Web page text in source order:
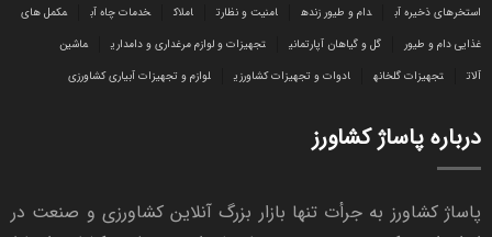
استخرهای ذخیره آب
دام و طیور زنده امنیت و نظارت املاک خدمات چاه آب
مکمل های
غذایی دام و طیور
گل و گیاهان آپارتمانی تجهیزات و لوازم مرغداری و دامداری
ماشین
آلات
تجهیزات گلخانه ادوات و تجهیزات کشاورزی لوازم و تجهیزات آبیاری کشاورزی
درباره پاساژ کشاورز
پاساژ کشاورز به جرأت تنها بازار بزرگ آنلاین کشاورزی و صنعت در